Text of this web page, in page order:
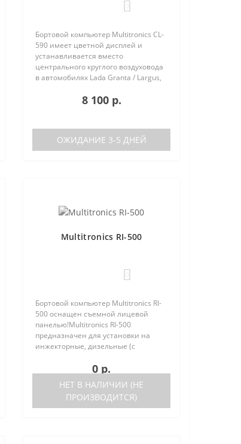
Бортовой компьютер Multitronics CL-
590 имеет цветной дисплей и
устанавливается вместо
центрального круглого воздуховода
в автомобилях Lada Granta / Largus,
Nissan Almera, на место
центральной вставки панели
8 100 р.
ОЖИДАНИЕ 3-5 ДНЕЙ
Multitronics RI-500
Бортовой компьютер Multitronics RI-
500 оснащен съемной лицевой
панелью!Multitronics RI-500
предназначен для установки на
инжекторные, дизельные (с
OBD-2) иномарки и отечественные
возможна ка..
0 р.
НЕТ В НАЛИЧИИ (НЕ
ПРОИЗВОДИТСЯ)